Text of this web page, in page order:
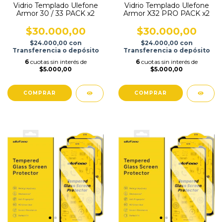
Vidrio Templado Ulefone
Armor 30 / 33 PACK x2
$30.000,00
$24.000,00 con
Transferencia o depósito
6 cuotas sin interés de
$5.000,00
Vidrio Templado Ulefone
Armor X32 PRO PACK x2
$30.000,00
$24.000,00 con
Transferencia o depósito
6 cuotas sin interés de
$5.000,00